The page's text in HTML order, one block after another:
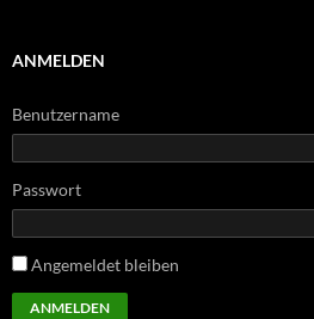
ANMELDEN
Benutzername
Passwort
Angemeldet bleiben
ANMELDEN